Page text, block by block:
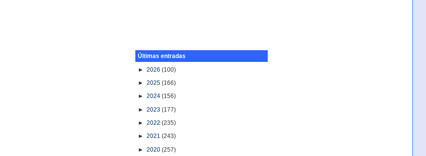
Últimas entradas
►2026(100)
►2025(166)
►2024(156)
►2023(177)
►2022(235)
►2021(243)
►2020(257)